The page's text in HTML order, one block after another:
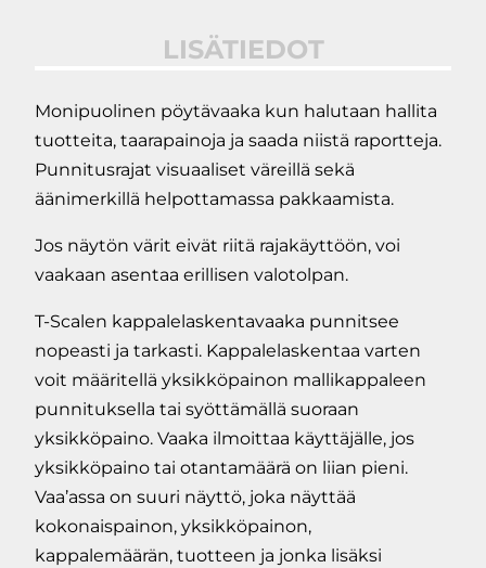
määrä
LISÄTIEDOT
Monipuolinen pöytävaaka kun halutaan hallita
tuotteita, taarapainoja ja saada niistä raportteja.
Punnitusrajat visuaaliset väreillä sekä
äänimerkillä helpottamassa pakkaamista.
Jos näytön värit eivät riitä rajakäyttöön, voi
vaakaan asentaa erillisen valotolpan.
T-Scalen kappalelaskentavaaka punnitsee
nopeasti ja tarkasti. Kappalelaskentaa varten
voit määritellä yksikköpainon mallikappaleen
punnituksella tai syöttämällä suoraan
yksikköpaino. Vaaka ilmoittaa käyttäjälle, jos
yksikköpaino tai otantamäärä on liian pieni.
Vaa’assa on suuri näyttö, joka näyttää
kokonaispainon, yksikköpainon,
kappalemäärän, tuotteen ja jonka lisäksi